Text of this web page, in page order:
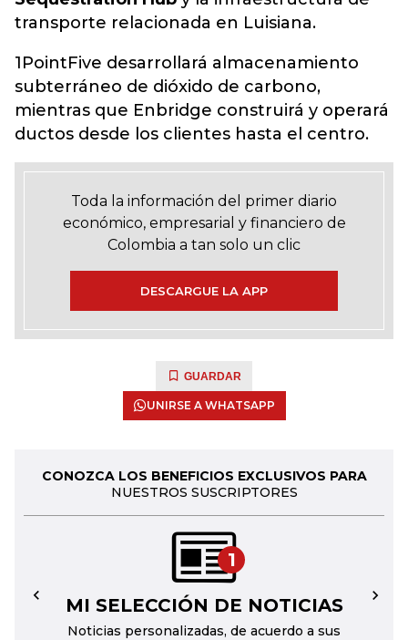
transporte relacionada en Luisiana.
1PointFive desarrollará almacenamiento
subterráneo de dióxido de carbono,
mientras que Enbridge construirá y operará
ductos desde los clientes hasta el centro.
Toda la información del primer diario
económico, empresarial y financiero de
Colombia a tan solo un clic
DESCARGUE LA APP
GUARDAR
UNIRSE A WHATSAPP
CONOZCA LOS BENEFICIOS EXCLUSIVOS PARA
NUESTROS SUSCRIPTORES
1
MI SELECCIÓN DE NOTICIAS
Noticias personalizadas, de acuerdo a sus
← →